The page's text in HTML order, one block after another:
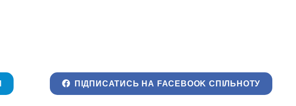
ПІДПИСАТИСЬ НА FACEBOOK СПІЛЬНОТУ